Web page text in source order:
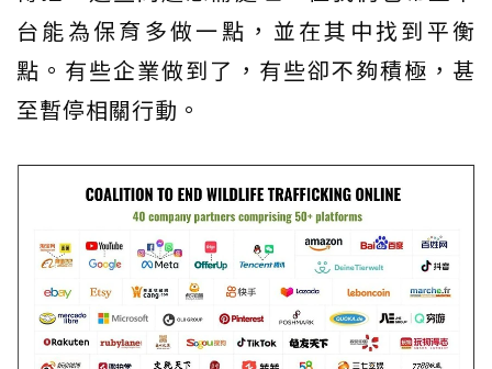
台能為保育多做一點，並在其中找到平衡
點。有些企業做到了，有些卻不夠積極，甚
至暫停相關行動。